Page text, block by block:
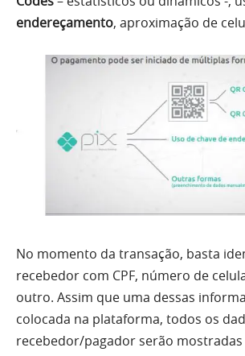
endereçamento, aproximação de
No momento da transação, basta
recebedor com CPF, número de
outro. Assim que uma dessas
colocada na plataforma, todos os
recebedor/pagador serão mostradas